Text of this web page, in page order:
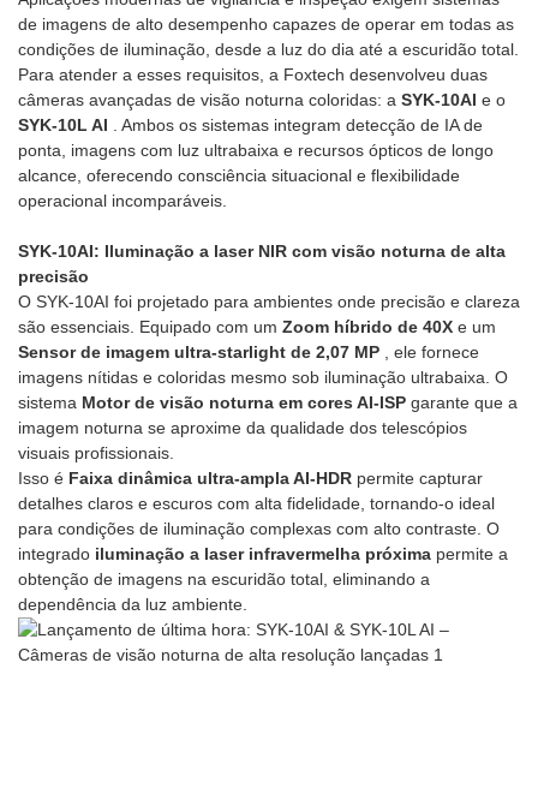
de imagens de alto desempenho capazes de operar em todas as
condições de iluminação, desde a luz do dia até a escuridão total.
Para atender a esses requisitos, a Foxtech desenvolveu duas
câmeras avançadas de visão noturna coloridas: a SYK-10AI e o
SYK-10L AI . Ambos os sistemas integram detecção de IA de
ponta, imagens com luz ultrabaixa e recursos ópticos de longo
alcance, oferecendo consciência situacional e flexibilidade
operacional incomparáveis.
SYK-10AI: Iluminação a laser NIR com visão noturna de alta
precisão
O SYK-10AI foi projetado para ambientes onde precisão e clareza
são essenciais. Equipado com um Zoom híbrido de 40X e um
Sensor de imagem ultra-starlight de 2,07 MP , ele fornece
imagens nítidas e coloridas mesmo sob iluminação ultrabaixa. O
sistema Motor de visão noturna em cores AI-ISP garante que a
imagem noturna se aproxime da qualidade dos telescópios
visuais profissionais.
Isso é Faixa dinâmica ultra-ampla AI-HDR permite capturar
detalhes claros e escuros com alta fidelidade, tornando-o ideal
para condições de iluminação complexas com alto contraste. O
integrado iluminação a laser infravermelha próxima permite a
obtenção de imagens na escuridão total, eliminando a
dependência da luz ambiente.